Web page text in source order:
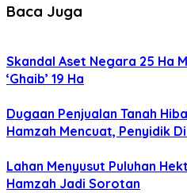
Baca Juga
Skandal Aset Negara 25 Ha
‘Ghaib’ 19 Ha
Dugaan Penjualan Tanah
Hamzah Mencuat, Penyidik
Lahan Menyusut Puluhan
Hamzah Jadi Sorotan